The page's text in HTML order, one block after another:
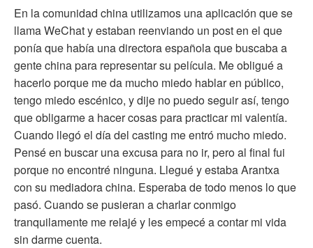
En la comunidad china utilizamos una aplicación que se
llama WeChat y estaban reenviando un post en el que
ponía que había una directora española que buscaba a
gente china para representar su película. Me obligué a
hacerlo porque me da mucho miedo hablar en público,
tengo miedo escénico, y dije no puedo seguir así, tengo
que obligarme a hacer cosas para practicar mi valentía.
Cuando llegó el día del casting me entró mucho miedo.
Pensé en buscar una excusa para no ir, pero al final fui
porque no encontré ninguna. Llegué y estaba Arantxa
con su mediadora china. Esperaba de todo menos lo que
pasó. Cuando se pusieran a charlar conmigo
tranquilamente me relajé y les empecé a contar mi vida
sin darme cuenta.